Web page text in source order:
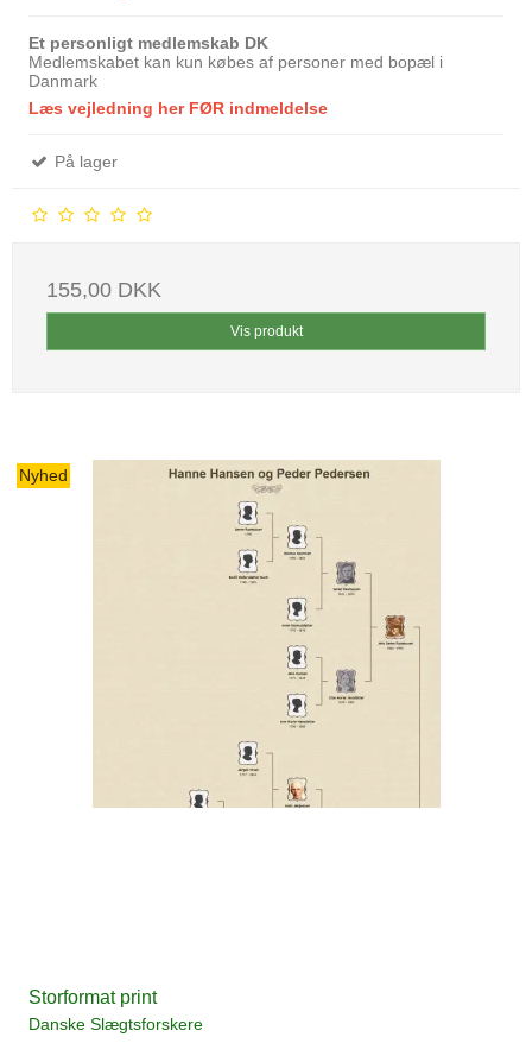
Et personligt medlemskab DK
Medlemskabet kan kun købes af personer med bopæl i
Danmark
Læs vejledning her FØR indmeldelse
På lager
155,00 DKK
Vis produkt
Nyhed
Storformat print
Danske Slægtsforskere